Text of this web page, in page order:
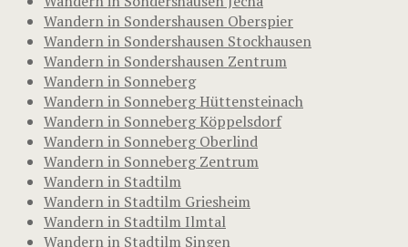
Wandern in Sondershausen Oberspier
Wandern in Sondershausen Stockhausen
Wandern in Sondershausen Zentrum
Wandern in Sonneberg
Wandern in Sonneberg Hüttensteinach
Wandern in Sonneberg Köppelsdorf
Wandern in Sonneberg Oberlind
Wandern in Sonneberg Zentrum
Wandern in Stadtilm
Wandern in Stadtilm Griesheim
Wandern in Stadtilm Ilmtal
Wandern in Stadtilm Singen